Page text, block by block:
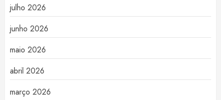
julho 2026
junho 2026
maio 2026
abril 2026
março 2026